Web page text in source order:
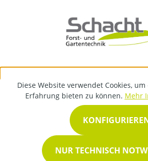
Diese Website verwendet Cookies,
Erfahrung bieten zu können. Mehr
NUR TECHNISCH